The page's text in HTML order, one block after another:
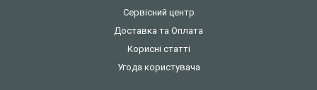
Сервісний центр
Доставка та Оплата
Корисні статті
Угода користувача